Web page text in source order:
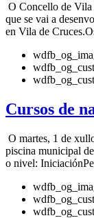
O Concello de
que se vai a
en Vila de
Cursos de
O martes, 1 de
piscina municipal
o nivel: